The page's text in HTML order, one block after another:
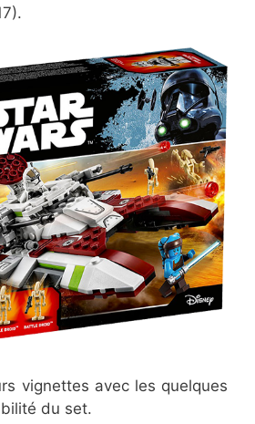
vignettes avec les quelques
du set.